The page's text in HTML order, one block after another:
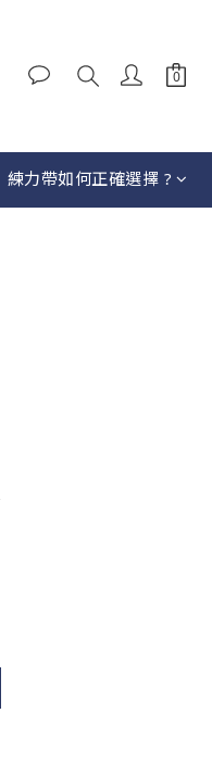
練力帶如何正確選擇 ?